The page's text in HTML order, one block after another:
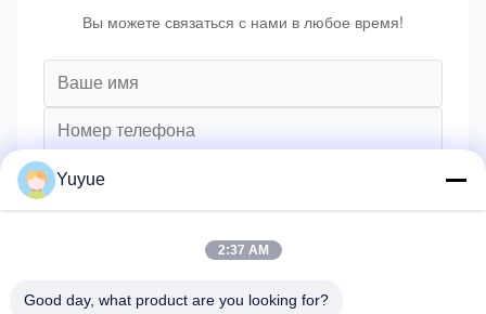
Вы можете связаться с нами в любое время!
Yuyue
2:37 AM
Good day, what product are you looking for?